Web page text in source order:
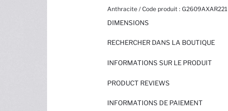
Anthracite / Code produit : G2609AXAR221
DIMENSIONS
RECHERCHER DANS LA BOUTIQUE
INFORMATIONS SUR LE PRODUIT
PRODUCT REVIEWS
INFORMATIONS DE PAIEMENT